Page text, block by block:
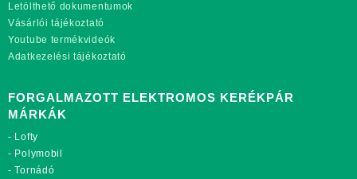
Letölthető dokumentumok
Vásárlói tájékoztató
Youtube termékvideók
Adatkezelési tájékoztató
FORGALMAZOTT ELEKTROMOS KERÉKPÁR
MÁRKÁK
- Lofty
- Polymobil
-Tornádó